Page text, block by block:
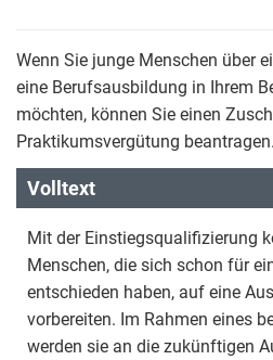
Wenn Sie junge Menschen über
eine Berufsausbildung in Ihrem
möchten, können Sie einen
Praktikumsvergütung beantragen.
Volltext
Mit der Einstiegsqualifizierung
Menschen, die sich schon für
entschieden haben, auf eine
vorbereiten. Im Rahmen eines
werden sie an die zukünftigen